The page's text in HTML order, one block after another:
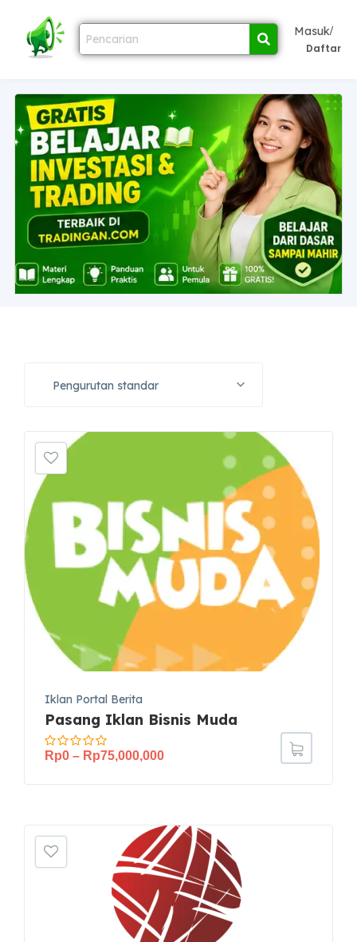
Masuk/
Daftar
Pengurutan standar
Iklan Portal Berita
Pasang Iklan Bisnis Muda
Rp0 – Rp75,000,000